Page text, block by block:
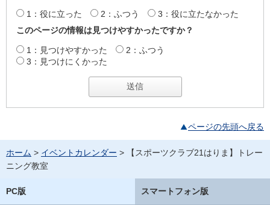
1：役に立った 2：ふつう
3：役に立たなかった
このページの情報は見つけやすかったですか？
1：見つけやすかった
2：ふつう
3：見つけにくかった
ページの先頭へ戻る
ホーム > イベントカレンダー > 【スポーツクラブ21はりま】トレー
ニング教室
PC版 スマートフォン版